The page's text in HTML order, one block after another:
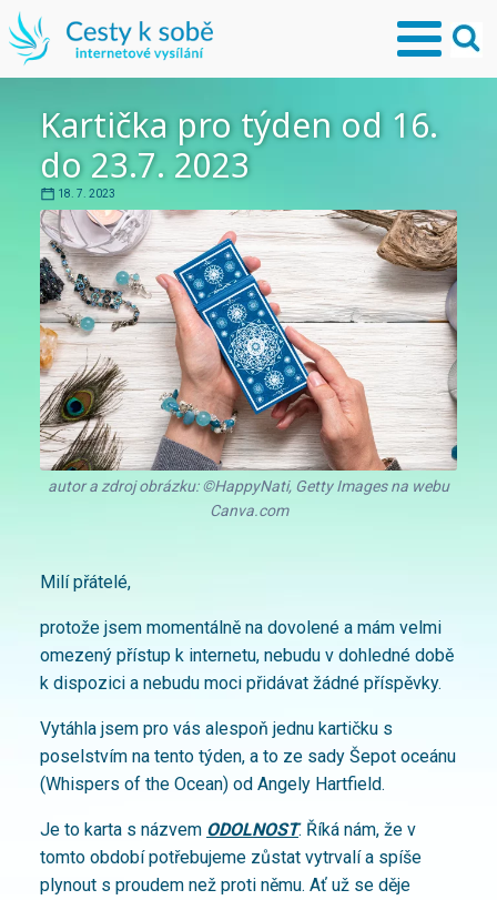
Kartička pro týden od 16.
do 23.7. 2023
18. 7. 2023
autor a zdroj obrázku: ©HappyNati, Getty Images na webu
Canva.com
Milí přátelé,
protože jsem momentálně na dovolené a mám velmi
omezený přístup k internetu, nebudu v dohledné době
k dispozici a nebudu moci přidávat žádné příspěvky.
Vytáhla jsem pro vás alespoň jednu kartičku s
poselstvím na tento týden, a to ze sady Šepot oceánu
(Whispers of the Ocean) od Angely Hartfield.
Je to karta s názvem ODOLNOST. Říká nám, že v
tomto období potřebujeme zůstat vytrvalí a spíše
plynout s proudem než proti němu. Ať už se děje